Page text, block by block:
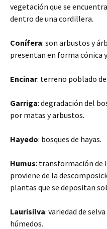
vegetación que se
dentro de una cordillera.
Conífera: son arbustos y
presentan en forma cónica
Encinar: terreno poblado
Garriga: degradación del
por matas y arbustos.
Hayedo: bosques de hayas.
Humus: transformación de
proviene de la
plantas que se depositan
Laurisilva: variedad de
húmedos.